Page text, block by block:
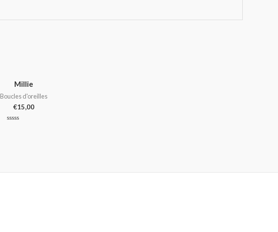
Millie
Boucles d'oreilles
€15,00